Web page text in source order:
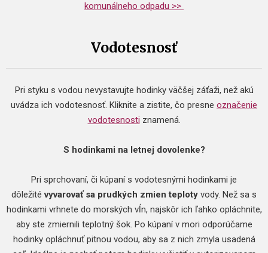
komunálneho odpadu >>
Vodotesnosť
Pri styku s vodou nevystavujte hodinky väčšej záťaži, než akú
uvádza ich vodotesnosť. Kliknite a zistite, čo presne označenie
vodotesnosti znamená.
S hodinkami na letnej dovolenke?
Pri sprchovaní, či kúpaní s vodotesnými hodinkami je
dôležitévyvarovať sa prudkých zmien teploty vody. Než sa s
hodinkami vrhnete do morských vĺn, najskôr ich ľahko opláchnite,
aby ste zmiernili teplotný šok. Po kúpaní v mori odporúčame
hodinky opláchnuť pitnou vodou, aby sa z nich zmyla usadená